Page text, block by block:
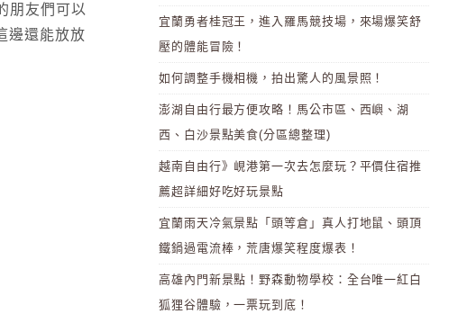
朋友們可以
邊還能放放
宜蘭勇者桂冠王，進入羅馬競技場，來場爆笑舒
壓的體能冒險！
如何調整手機相機，拍出驚人的風景照！
澎湖自由行最方便攻略！馬公市區、西嶼、湖
西、白沙景點美食(分區總整理)
越南自由行》峴港第一次去怎麼玩？平價住宿推
薦超詳細好吃好玩景點
宜蘭雨天冷氣景點「頭等倉」真人打地鼠、頭頂
鐵鍋過電流棒，荒唐爆笑程度爆表！
高雄內門新景點！野森動物學校：全台唯一紅白
狐狸谷體驗，一票玩到底！